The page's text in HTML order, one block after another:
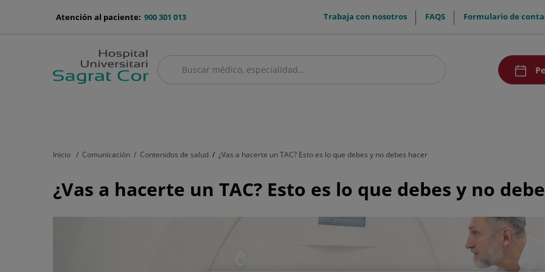
menu-
900 301 013
Atención al paciente: menuTop
Trabaja con nosotros FAQS Formulario de
BuscarBuscar
Inicio Comunicación Contenidos de salud ¿Vas a hacerte un TAC? Esto es lo que debes y no debes hacer
¿Vas
a
¿Vas a hacerte un TAC? Esto es lo que debes y no